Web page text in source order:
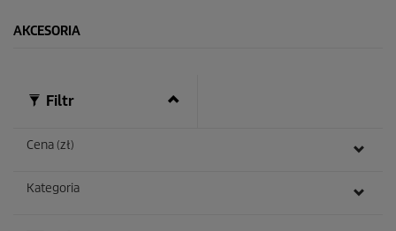
AKCESORIA
Filtr
Cena (zł)
Kategoria